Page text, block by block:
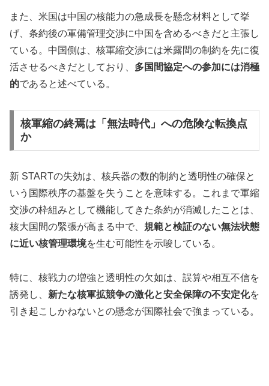
また、米国は中国の核能力の急成長を懸念材料として挙
げ、条約後の軍備管理交渉に中国を含めるべきだと主張し
ている。中国側は、核軍縮交渉には米露間の制約を先に復
活させるべきだとしており、 多国間協定への参加には消極
的であると述べている。
核軍縮の終焉は「無法時代」への危険な転換点
か
新 STARTの失効は、核兵器の数的制約と透明性の確保と
いう国際秩序の基盤を失うことを意味する。これまで軍縮
交渉の枠組みとして機能してきた条約が消滅したことは、
核大国間の緊張が高まる中で、 規範と検証のない無法状態
に近い核管理環境を生む可能性を示唆している。
特に、核戦力の増強と透明性の欠如は、誤算や相互不信を
誘発し、 新たな核軍拡競争の激化と安全保障の不安定化を
引き起こしかねないとの懸念が国際社会で強まっている。